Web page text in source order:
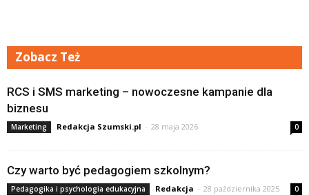
Zobacz Też
RCS i SMS marketing – nowoczesne kampanie dla
biznesu
Marketing Redakcja Szumski.pl - 28 maja 2026 0
Czy warto być pedagogiem szkolnym?
Pedagogika i psychologia edukacyjna Redakcja - 28 października 2025 0